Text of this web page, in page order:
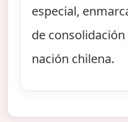
especial,
de
nación chilena.